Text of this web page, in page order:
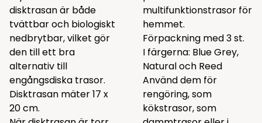
disktrasan är både
tvättbar och biologiskt
nedbrytbar, vilket gör
den till ett bra
alternativ till
engångsdiska trasor.
Disktrasan mäter 17 x
20 cm.
multifunktionstrasor för
hemmet.
Förpackning med 3 st.
I färgerna: Blue Grey,
Natural och Reed
Använd dem för
rengöring, som
kökstrasor, som